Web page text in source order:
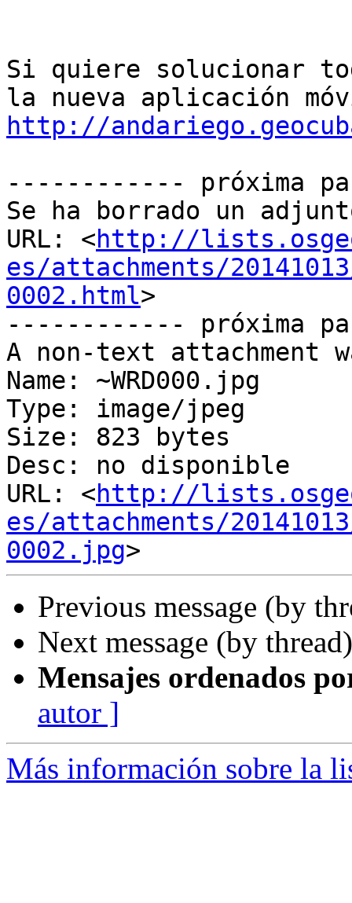
Si quiere solucionar
http://
------------ próxima
Se ha borrado un
URL: <http://
es/attachments/
0002.html>
------------ próxima
A non-text attachment
Name: ~WRD000.jpg
Type: image/jpeg
Size: 823 bytes
Desc: no disponible
URL: <http://
es/attachments/
0002.jpg
Previous message (by
Next message (by
Mensajes ordenados
autor ]
Más información sobre la